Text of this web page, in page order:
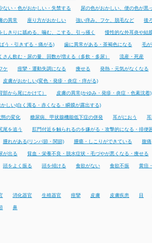
ない・色がおかしい・失禁する 尿の色がおかしい、便の色が黒
の異常 座り方がおかしい 強い痒み、フケ、脱毛など 後
しきりに舐める、噛む、こする、引っ掻く 慢性的な外耳炎や結
う・引きずる・痛がる) 歯に異常がある・茶褐色になる 毛
さん飲む・尿の量、回数が増える（多飲・多尿） 流産・死産
ケ 痙攣・運動失調になる 痩せる 発熱・元気がなくなる
皮膚がおかしい(変色・発疹・炎症・痒がる)
から尾にかけて） 皮膚の異常(かゆみ・発疹・炎症・色素沈着)
かしい(白く濁る・赤くなる・瞬膜が露出する)
態の変化 糖尿病、甲状腺機能低下症の併発 耳がにおう
尾を追う 肛門付近を触られるのを嫌がる・攻撃的になる・排便
腫れがある(リンパ節・関節) 腫瘍・しこりができている 腹痛
が出る 貧血・栄養不良・脱水症状・毛づやが悪くなる・痩せる
頭をよく振る 頭を傾ける 食欲がない 食欲不振 黄疸
消化器官 生殖器官 痙攣 皮膚 皮膚疾患 目
鼻